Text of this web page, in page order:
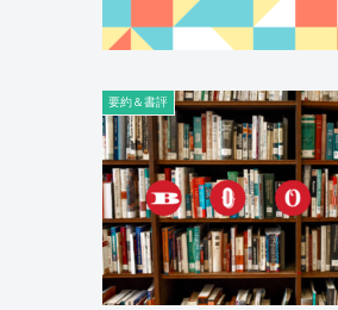
要約＆書評